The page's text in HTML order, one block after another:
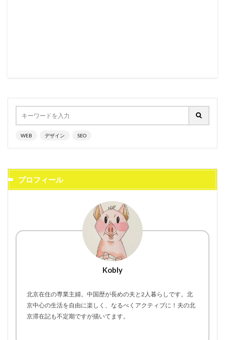
WEB デザイン SEO
プロフィール
Kobly
北京在住の専業主婦。中国歴が長めの夫と2人暮らしです。北
京中心の生活を自由に楽しく、なるべくアクティブに！夫の北
京滞在記も不定期ですが描いてます。